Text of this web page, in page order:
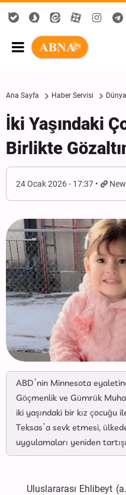
Ana Sayfa Haber Servisi Dünya
İki Yaşındaki
Birlikte
24 Ocak 2026 - 17:37
ABD’nin Minnesota
Göçmenlik ve Gümrük
iki yaşındaki bir kız çocuğu
Teksas’a sevk etmesi,
uygulamaları yeniden
Uluslararası Ehlibeyt